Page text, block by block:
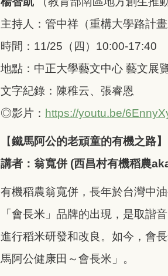
主持人：管中祥（重構大學路計
時間：11/25（四）10:00-17:40
地點：中正大學藝文中心 藝文展
文字紀錄：陳稚云、張睿恩
◎影片： https://youtu.be/
【鐵馬阿公的老頑童的有機之路】
講者：翁寬併 (西昌村有機稻農
有機稻農翁寬併，長年於台灣中
「會長米」品牌的出現，是取諧
進行稻米研發和改良。如今，會
馬阿公健康田～會長米」。